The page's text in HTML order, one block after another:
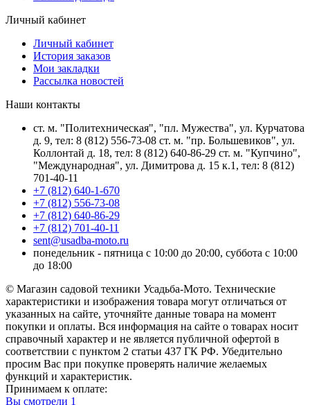
Личный кабинет
Личный кабинет
История заказов
Мои закладки
Рассылка новостей
Наши контакты
ст. м. "Политехническая", "пл. Мужества", ул. Курчатова
д. 9, тел: 8 (812) 556-73-08 ст. м. "пр. Большевиков", ул.
Коллонтай д. 18, тел: 8 (812) 640-86-29 ст. м. "Купчино",
"Международная", ул. Димитрова д. 15 к.1, тел: 8 (812)
701-40-11
+7 (812) 640-1-670
+7 (812) 556-73-08
+7 (812) 640-86-29
+7 (812) 701-40-11
sent@usadba-moto.ru
понедельник - пятница с 10:00 до 20:00, суббота с 10:00
до 18:00
© Магазин садовой техники Усадьба-Мото. Технические
характеристики и изображения товара могут отличаться от
указанных на сайте, уточняйте данные товара на момент
покупки и оплаты. Вся информация на сайте о товарах носит
справочный характер и не является публичной офертой в
соответствии с пунктом 2 статьи 437 ГК РФ. Убедительно
просим Вас при покупке проверять наличие желаемых
функций и характеристик.
Принимаем к оплате:
Вы смотрели 1